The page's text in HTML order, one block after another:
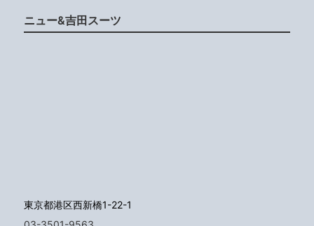
ニュー&吉田スーツ
東京都港区西新橋1-22-1